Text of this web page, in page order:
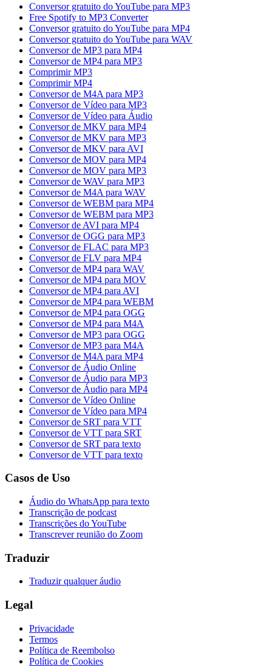
Conversor gratuito do YouTube para MP3
Free Spotify to MP3 Converter
Conversor gratuito do YouTube para MP4
Conversor gratuito do YouTube para WAV
Conversor de MP3 para MP4
Conversor de MP4 para MP3
Comprimir MP3
Comprimir MP4
Conversor de M4A para MP3
Conversor de Vídeo para MP3
Conversor de Vídeo para Áudio
Conversor de MKV para MP4
Conversor de MKV para MP3
Conversor de MKV para AVI
Conversor de MOV para MP4
Conversor de MOV para MP3
Conversor de WAV para MP3
Conversor de M4A para WAV
Conversor de WEBM para MP4
Conversor de WEBM para MP3
Conversor de AVI para MP4
Conversor de OGG para MP3
Conversor de FLAC para MP3
Conversor de FLV para MP4
Conversor de MP4 para WAV
Conversor de MP4 para MOV
Conversor de MP4 para AVI
Conversor de MP4 para WEBM
Conversor de MP4 para OGG
Conversor de MP4 para M4A
Conversor de MP3 para OGG
Conversor de MP3 para M4A
Conversor de M4A para MP4
Conversor de Áudio Online
Conversor de Áudio para MP3
Conversor de Áudio para MP4
Conversor de Vídeo Online
Conversor de Vídeo para MP4
Conversor de SRT para VTT
Conversor de VTT para SRT
Conversor de SRT para texto
Conversor de VTT para texto
Casos de Uso
Áudio do WhatsApp para texto
Transcrição de podcast
Transcrições do YouTube
Transcrever reunião do Zoom
Traduzir
Traduzir qualquer áudio
Legal
Privacidade
Termos
Política de Reembolso
Política de Cookies